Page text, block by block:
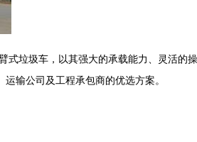
垃圾车，以其强大的承载能力、灵活的
输公司及工程承包商的优选方案。